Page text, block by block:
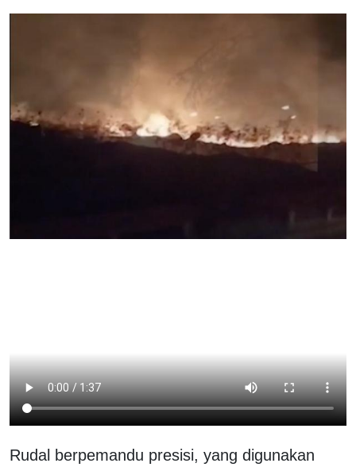
Rudal berpemandu presisi, yang digunakan